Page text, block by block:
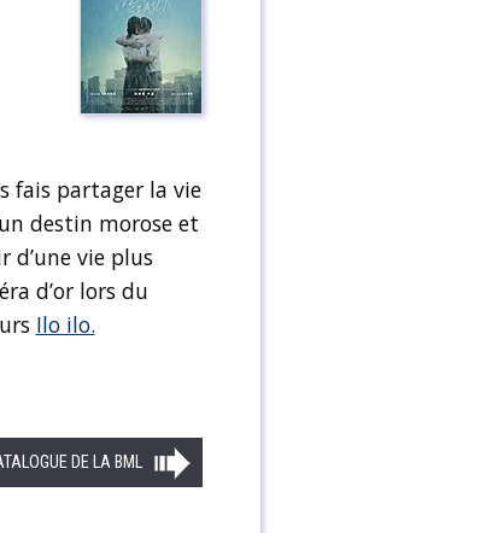
fais partager la vie
destin morose et
d’une vie plus
d’or lors du
Ilo ilo.
DE LA BML